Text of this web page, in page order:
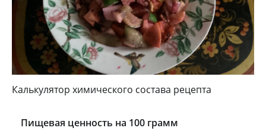
Калькулятор химического состава рецепта
Пищевая ценность на 100 грамм